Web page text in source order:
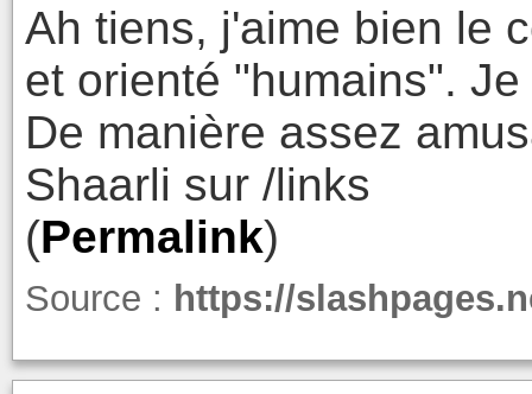
Ah tiens, j'aime bien le
et orienté "humains".
De manière assez
Shaarli sur /links
(Permalink)
Source : https://